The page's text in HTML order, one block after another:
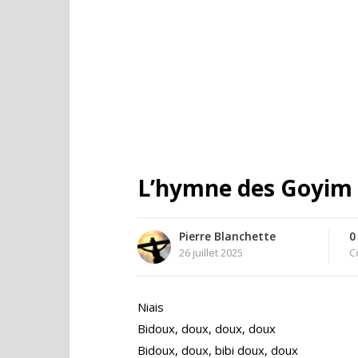
L’hymne des Goyim
Pierre Blanchette
26 juillet 2025
0
Niais
Bidoux, doux, doux, doux
Bidoux, doux, bibi doux, doux